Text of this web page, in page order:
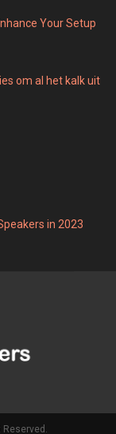
Your Setup
om al het kalk uit
in 2023